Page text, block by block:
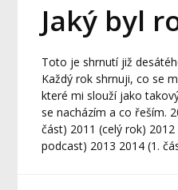
Jaký byl
Toto je shrnutí již
Každý rok shrnuji, co se
které mi slouží jako
se nacházím a co řeším.
část) 2011 (celý rok)
podcast) 2013 2014 (1.